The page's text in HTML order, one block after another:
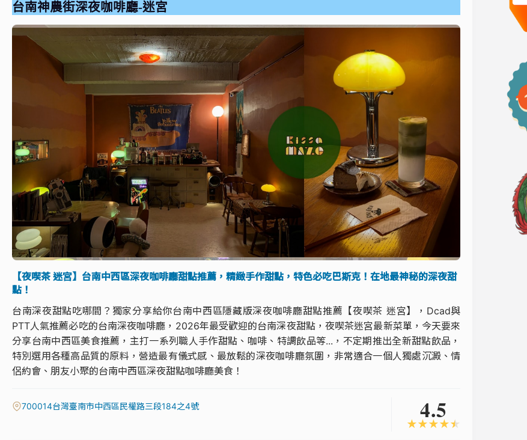
台南神農街深夜咖啡廳-迷宮
【夜喫茶 迷宮】台南中西區深夜咖啡廳甜點推薦，精緻手作甜點，特色必吃巴斯克！在地最神秘的深夜甜
點！
台南深夜甜點吃哪間？獨家分享給你台南中西區隱藏版深夜咖啡廳甜點推薦【夜喫茶 迷宮】，Dcad與
PTT人氣推薦必吃的台南深夜咖啡廳，2026年最受歡迎的台南深夜甜點，夜喫茶迷宮最新菜單，今天要來
分享台南中西區美食推薦，主打一系列職人手作甜點、咖啡、特調飲品等...，不定期推出全新甜點飲品，
特別選用各種高品質的原料，營造最有儀式感、最放鬆的深夜咖啡廳氛圍，非常適合一個人獨處沉澱、情
侶約會、朋友小聚的台南中西區深夜甜點咖啡廳美食！
700014台灣臺南市中西區民權路三段184之4號 4.5
★★★★★